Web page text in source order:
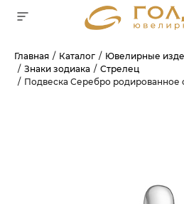
Главная Каталог Ювелирные
Знаки зодиака
Стрелец
Подвеска Серебро родированное
Для клиентов всех банков